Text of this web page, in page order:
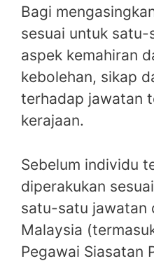
Bagi
sesuai untuk
aspek kemahiran
kebolehan, sikap
terhadap jawatan
kerajaan.
Sebelum individu
diperakukan
satu-satu jawatan
Malaysia
Pegawai Siasatan